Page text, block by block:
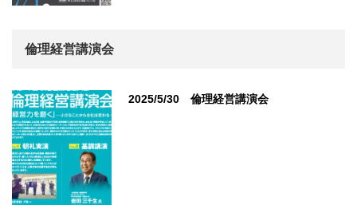
倫理経営講演会
2025/5/30 倫理経営講演会